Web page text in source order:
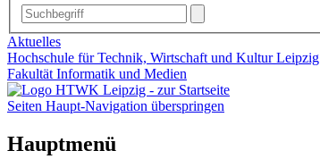
Aktuelles
Hochschule für Technik, Wirtschaft und Kultur Leipzig
Fakultät Informatik und Medien
Seiten Haupt-Navigation überspringen
Hauptmenü